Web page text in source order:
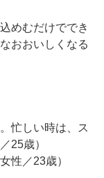
めむだけででき
おおいしくなる
忙しい時は、ス
25歳）
性／23歳）